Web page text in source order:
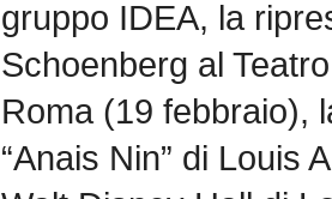
gruppo IDEA, la
Schoenberg al
Roma (19 febbraio),
“Anais Nin” di Louis